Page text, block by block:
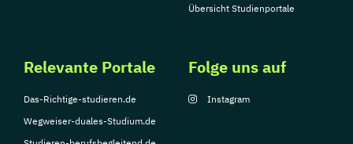
Übersicht Studienportale
Relevante Portale
Das-Richtige-studieren.de
Wegweiser-duales-Studium.de
Folge uns auf
Instagram